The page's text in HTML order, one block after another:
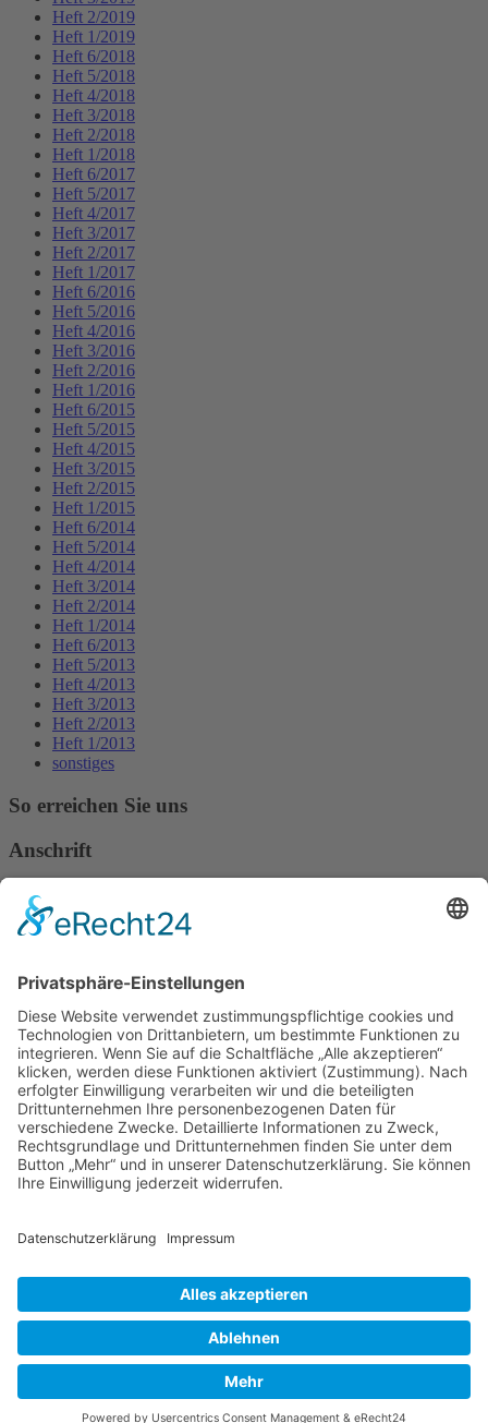
Heft 2/2019
Heft 1/2019
Heft 6/2018
Heft 5/2018
Heft 4/2018
Heft 3/2018
Heft 2/2018
Heft 1/2018
Heft 6/2017
Heft 5/2017
Heft 4/2017
Heft 3/2017
Heft 2/2017
Heft 1/2017
Heft 6/2016
Heft 5/2016
Heft 4/2016
Heft 3/2016
Heft 2/2016
Heft 1/2016
Heft 6/2015
Heft 5/2015
Heft 4/2015
Heft 3/2015
Heft 2/2015
Heft 1/2015
Heft 6/2014
Heft 5/2014
Heft 4/2014
Heft 3/2014
Heft 2/2014
Heft 1/2014
Heft 6/2013
Heft 5/2013
Heft 4/2013
Heft 3/2013
Heft 2/2013
Heft 1/2013
sonstiges
So erreichen Sie uns
Anschrift
Verband Deutscher Tierheilpraktiker e.V.
Verbandsverwaltung
Am Rosenbraken 12
E-Mail
Diese E-Mail-Adresse ist vor Spambots geschützt! Zur Anzeige
muss JavaScript eingeschaltet sein!
Diese E-Mail-Adresse ist vor Spambots geschützt! Zur Anzeige
muss JavaScript eingeschaltet sein!
Telefon Service-Team
Tel: 0261-1349 5200
Tel: 0172-546 19 20
Datenschutzerklärung
Der Gesundheitsverband für Tiertherapeuten
VDT bei Facebook